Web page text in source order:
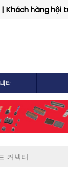
Khách hàng
터
커넥터